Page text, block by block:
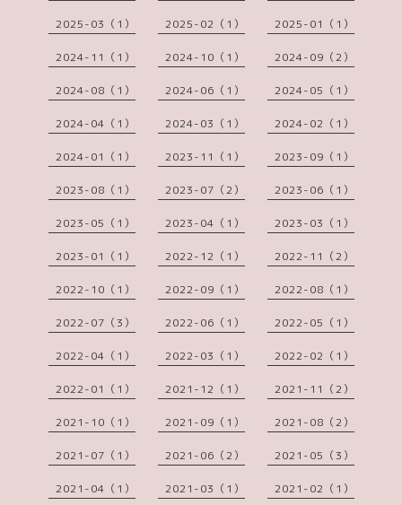
2025-03（1） 2025-02（1） 2025-01（1）
2024-11（1） 2024-10（1） 2024-09（2）
2024-08（1） 2024-06（1） 2024-05（1）
2024-04（1） 2024-03（1） 2024-02（1）
2024-01（1） 2023-11（1） 2023-09（1）
2023-08（1） 2023-07（2） 2023-06（1）
2023-05（1） 2023-04（1） 2023-03（1）
2023-01（1） 2022-12（1） 2022-11（2）
2022-10（1） 2022-09（1） 2022-08（1）
2022-07（3） 2022-06（1） 2022-05（1）
2022-04（1） 2022-03（1） 2022-02（1）
2022-01（1） 2021-12（1） 2021-11（2）
2021-10（1） 2021-09（1） 2021-08（2）
2021-07（1） 2021-06（2） 2021-05（3）
2021-04（1） 2021-03（1） 2021-02（1）